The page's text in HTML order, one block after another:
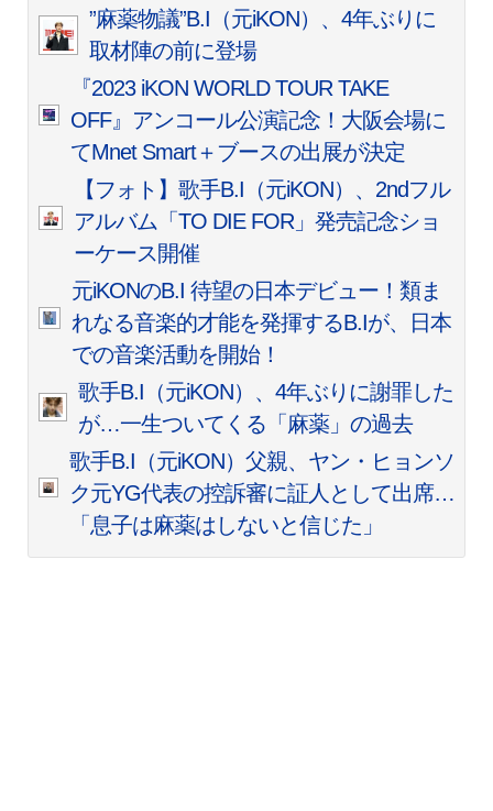
”麻薬物議”B.I（元iKON）、4年ぶりに
取材陣の前に登場
『2023 iKON WORLD TOUR TAKE
OFF』アンコール公演記念！大阪会場に
てMnet Smart＋ブースの出展が決定
【フォト】歌手B.I（元iKON）、2ndフル
アルバム「TO DIE FOR」発売記念ショ
ーケース開催
元iKONのB.I 待望の日本デビュー！類ま
れなる音楽的才能を発揮するB.Iが、日本
での音楽活動を開始！
歌手B.I（元iKON）、4年ぶりに謝罪した
が…一生ついてくる「麻薬」の過去
歌手B.I（元iKON）父親、ヤン・ヒョンソ
ク元YG代表の控訴審に証人として出席…
「息子は麻薬はしないと信じた」